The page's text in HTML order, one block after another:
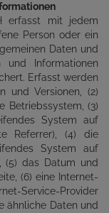
erfasst mit jedem
Person oder ein
Daten und
und Informationen
Erfasst werden
und Versionen, (2)
Betriebssystem, (3)
System auf
Referrer), (4) die
System auf
(5) das Datum und
(6) eine Internet-
Service-Provider
ähnliche Daten und